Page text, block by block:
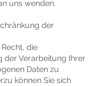
uns wenden.
der
die
der Verarbeitung Ihrer
Daten zu
können Sie sich